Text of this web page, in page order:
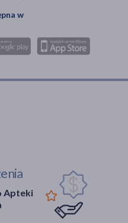
w
Apteki